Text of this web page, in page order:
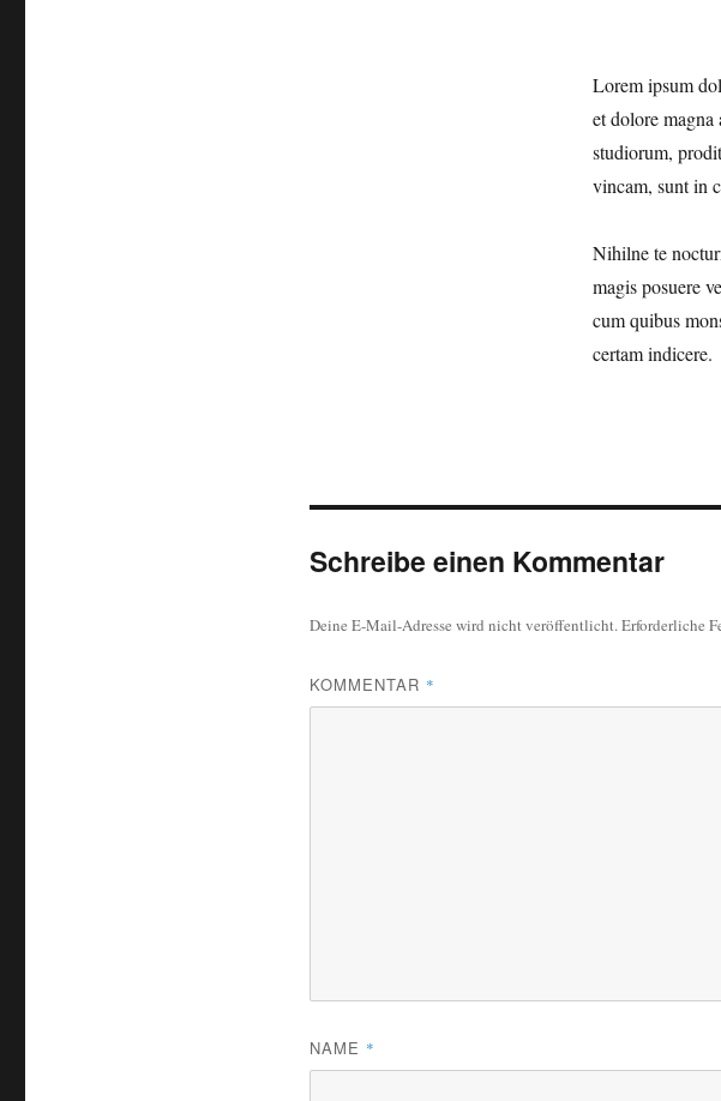
Lorem ipsum
et dolore magna
studiorum,
vincam, sunt in
Nihilne te
magis posuere
cum quibus
certam indicere.
Schreibe einen Kommentar
Deine E-Mail-Adresse wird nicht veröffentlicht.Erforderliche
KOMMENTAR *
NAME *